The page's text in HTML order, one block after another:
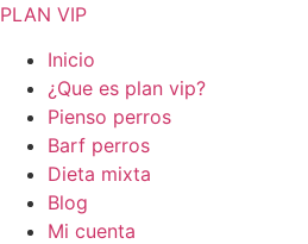
Ir
contenido
PLAN VIP
Inicio
¿Que es plan vip?
Pienso perros
Barf perros
Dieta mixta
Blog
Mi cuenta